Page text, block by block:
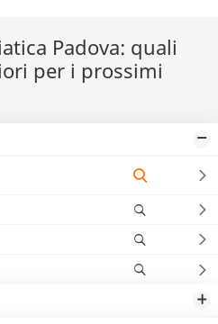
Padova: quali
per i prossimi